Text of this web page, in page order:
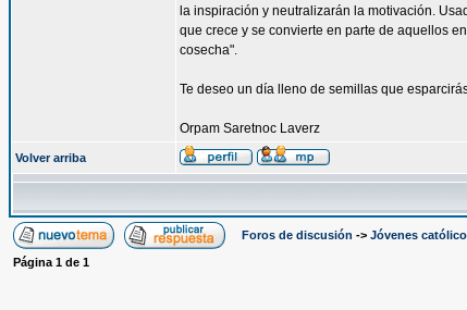
la inspiración y neutralizarán la motivación.
que crece y se convierte en parte de aquellos
cosecha".
Te deseo un día lleno de semillas que
Orpam Saretnoc Laverz
Volver arriba
Foros de discusión -> Jóvenes
Página 1 de 1